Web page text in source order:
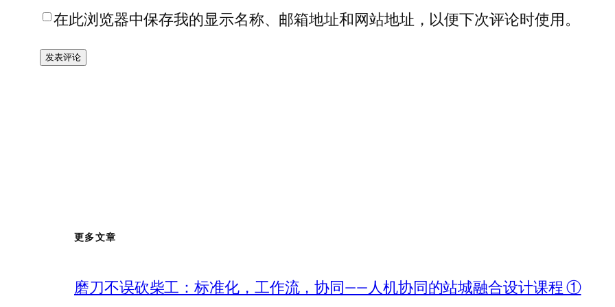
在此浏览器中保存我的显示名称、邮箱地址和网站地址，以便下次评论时使用。
更多文章
磨刀不误砍柴工：标准化，工作流，协同——人机协同的站城融合设计课程 ①